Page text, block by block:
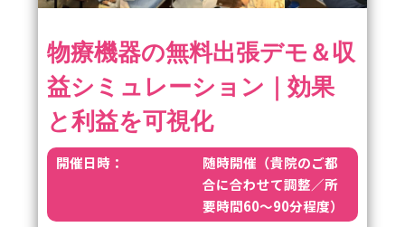
物療機器の無料出張デモ＆収
益シミュレーション｜効果
と利益を可視化
開催日時：
随時開催（貴院のご都
合に合わせて調整／所
要時間60～90分程度）